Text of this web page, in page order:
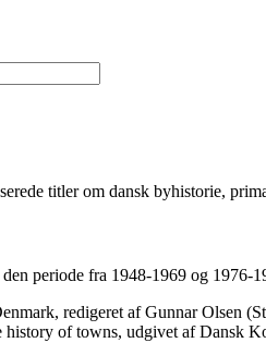
titler om dansk byhistorie,
periode fra 1948-1969 og
redigeret af Gunnar Olsen
of towns, udgivet af Dansk